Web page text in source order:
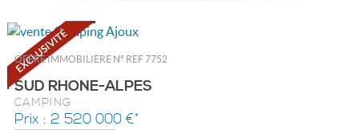
OFFRE IMMOBILIÈRE N° REF 7752
SUD RHONE-ALPES
CAMPING
Prix : 2 520 000 €*